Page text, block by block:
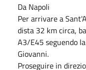
Da Napoli
Per arrivare a
dista 32 km circa,
A3/E45 seguendo
Giovanni.
Proseguire in